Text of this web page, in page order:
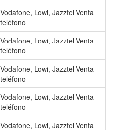
Vodafone, Lowi, Jazztel Venta
teléfono
Vodafone, Lowi, Jazztel Venta
teléfono
Vodafone, Lowi, Jazztel Venta
teléfono
Vodafone, Lowi, Jazztel Venta
teléfono
Vodafone, Lowi, Jazztel Venta